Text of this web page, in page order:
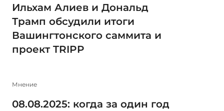
Ильхам Алиев и Дональд
Трамп обсудили итоги
Вашингтонского саммита и
проект TRIPP
Мнение
08.08.2025: когда за один год